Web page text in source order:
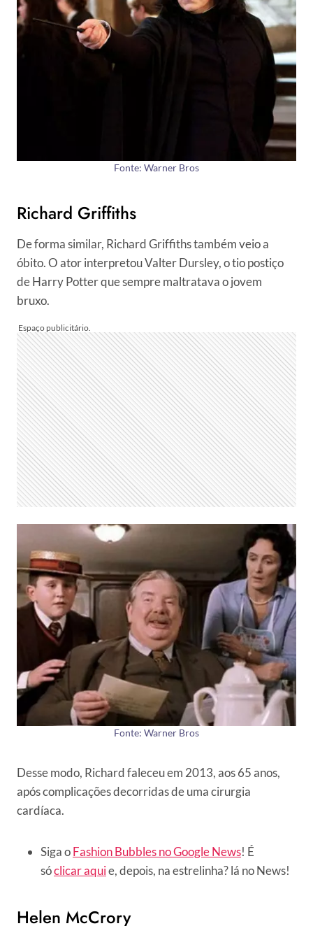
Fonte: Warner Bros
Richard Griffiths
De forma similar, Richard Griffiths também veio a
óbito. O ator interpretou Valter Dursley, o tio postiço
de Harry Potter que sempre maltratava o jovem
bruxo.
Fonte: Warner Bros
Desse modo, Richard faleceu em 2013, aos 65 anos,
após complicações decorridas de uma cirurgia
cardíaca.
Siga oFashion Bubbles no Google News! É
sóclicar aquie, depois, na estrelinha? lá no News!
Helen McCrory